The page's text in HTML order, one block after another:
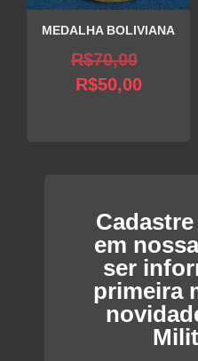
MEDALHA BOLIVIANA
R$70,00
R$50,00O
em
ser
primeira